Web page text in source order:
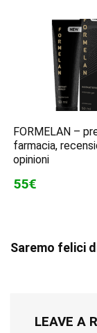
FORMELAN –
farmacia,
opinioni
55€
Saremo felici
LEAVE A